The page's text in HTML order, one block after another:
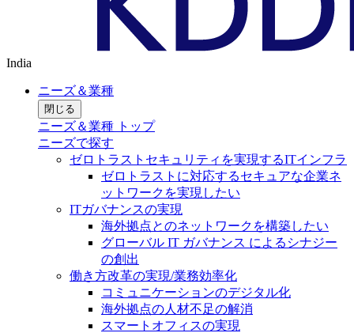
India
ニーズ＆業種
閉じる
ニーズ＆業種 トップ
ニーズで探す
ゼロトラストセキュリティを実現するITインフラ
ゼロトラストに対応するセキュアな企業ネ
ットワークを実現したい
ITガバナンスの実現
海外拠点とのネットワークを構築したい
グローバル IT ガバナンス によるシナジー
の創出
働き方改革の実現/業務効率化
コミュニケーションのデジタル化
海外拠点の人材不足の解消
スマートオフィスの実現